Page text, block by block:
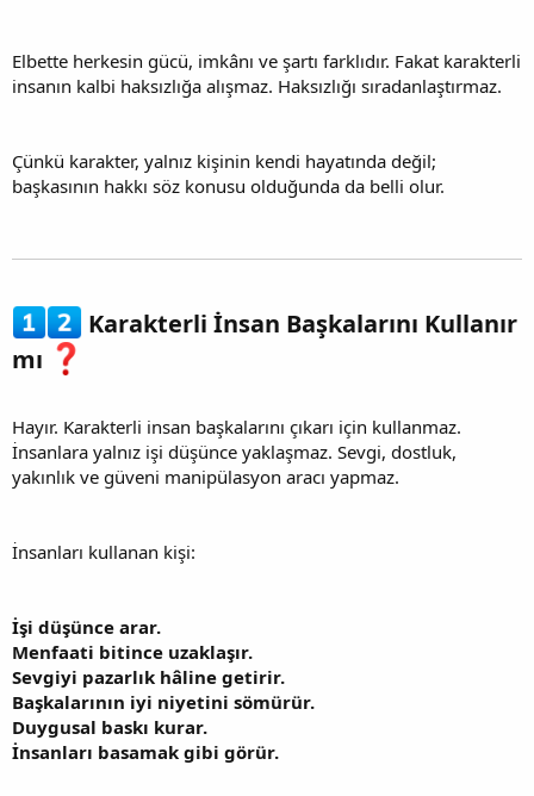
Elbette herkesin gücü, imkânı ve şartı farklıdır. Fakat karakterli
insanın kalbi haksızlığa alışmaz. Haksızlığı sıradanlaştırmaz.
Çünkü karakter, yalnız kişinin kendi hayatında değil;
başkasının hakkı söz konusu olduğunda da belli olur.
Karakterli İnsan Başkalarını Kullanır
mı
Hayır. Karakterli insan başkalarını çıkarı için kullanmaz.
İnsanlara yalnız işi düşünce yaklaşmaz. Sevgi, dostluk,
yakınlık ve güveni manipülasyon aracı yapmaz.
İnsanları kullanan kişi:
İşi düşünce arar.
Menfaati bitince uzaklaşır.
Sevgiyi pazarlık hâline getirir.
Başkalarının iyi niyetini sömürür.
Duygusal baskı kurar.
İnsanları basamak gibi görür.